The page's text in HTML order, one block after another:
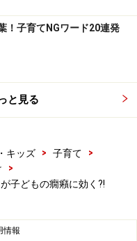
気持ちを落ち着ける時
なくても、今までの空
に効果は期待できま
イムアウト」の考え方
てあげてもよいでしょ
向くときには、「お話
」と声をかけて、少し
れる等し、クールダウ
！子育てNGワード20連発
と見る
キッズ > 子育て
>
>
子どもの癇癪に効く?!
情報